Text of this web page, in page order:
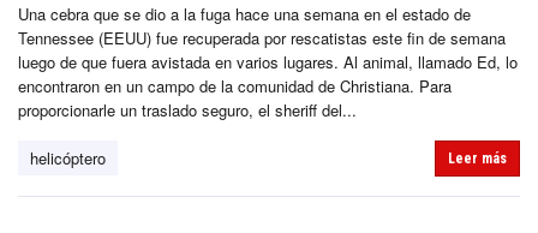
Una cebra que se dio a la fuga hace una semana en el estado de
Tennessee (EEUU) fue recuperada por rescatistas este fin de semana
luego de que fuera avistada en varios lugares. Al animal, llamado Ed, lo
encontraron en un campo de la comunidad de Christiana. Para
proporcionarle un traslado seguro, el sheriff del...
helicóptero Leer más